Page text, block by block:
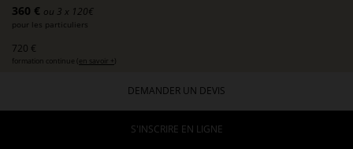
360 € ou 3 x 120€
pour les particuliers
720 €
formation continue ( en savoir + )
DEMANDER UN DEVIS
S'INSCRIRE EN LIGNE